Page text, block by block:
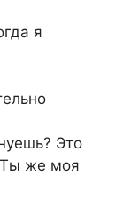
я
Это
Ты же моя